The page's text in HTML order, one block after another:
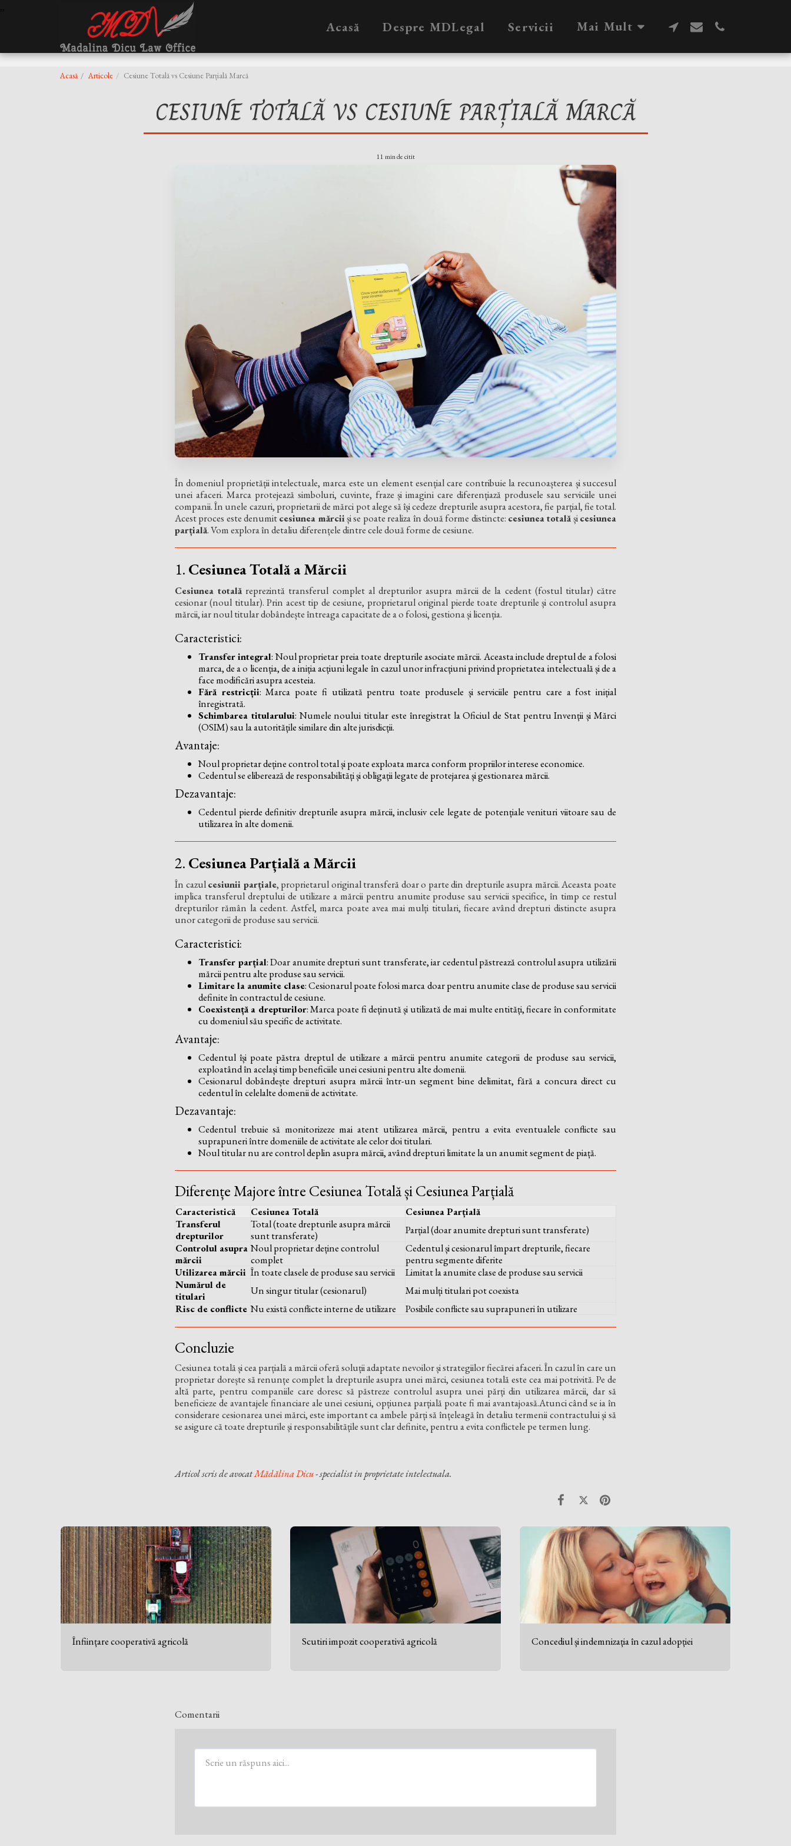
Acasă Despre MDLegal Servicii Mai Mult
Acasă Articole Cesiune Totală vs Cesiune Parțială Marcă
CESIUNE TOTALĂ VS CESIUNE PARȚIALĂ MARCĂ
11 min de citit
În domeniul proprietății intelectuale, marca este un element esențial care contribuie la recunoașterea și succesul
unei afaceri. Marca protejează simboluri, cuvinte, fraze și imagini care diferențiază produsele sau serviciile unei
companii. În unele cazuri, proprietarii de mărci pot alege să își cedeze drepturile asupra acestora, fie parțial, fie total.
Acest proces este denumitcesiunea mărciiși se poate realiza în două forme distincte: cesiunea totalășicesiunea
parțială. Vom explora în detaliu diferențele dintre cele două forme de cesiune.
1. Cesiunea Totală a Mărcii
Cesiunea totală reprezintă transferul complet al drepturilor asupra mărcii de la cedent (fostul titular) către
cesionar (noul titular). Prin acest tip de cesiune, proprietarul original pierde toate drepturile și controlul asupra
mărcii, iar noul titular dobândește întreaga capacitate de a o folosi, gestiona și licenția.
Caracteristici:
Transfer integral: Noul proprietar preia toate drepturile asociate mărcii. Aceasta include dreptul de a folosi
marca, de a o licenția, de a iniția acțiuni legale în cazul unor infracțiuni privind proprietatea intelectuală și de a
face modificări asupra acesteia.
Fără restricții: Marca poate fi utilizată pentru toate produsele și serviciile pentru care a fost inițial
înregistrată.
Schimbarea titularului: Numele noului titular este înregistrat la Oficiul de Stat pentru Invenții și Mărci
(OSIM) sau la autoritățile similare din alte jurisdicții.
Avantaje:
Noul proprietar deține control total și poate exploata marca conform propriilor interese economice.
Cedentul se eliberează de responsabilități și obligații legate de protejarea și gestionarea mărcii.
Dezavantaje:
Cedentul pierde definitiv drepturile asupra mărcii, inclusiv cele legate de potențiale venituri viitoare sau de
utilizarea în alte domenii.
2. Cesiunea Parțială a Mărcii
În cazulcesiunii parțiale, proprietarul original transferă doar o parte din drepturile asupra mărcii. Aceasta poate
implica transferul dreptului de utilizare a mărcii pentru anumite produse sau servicii specifice, în timp ce restul
drepturilor rămân la cedent. Astfel, marca poate avea mai mulți titulari, fiecare având drepturi distincte asupra
unor categorii de produse sau servicii.
Caracteristici:
Transfer parțial: Doar anumite drepturi sunt transferate, iar cedentul păstrează controlul asupra utilizării
mărcii pentru alte produse sau servicii.
Limitare la anumite clase: Cesionarul poate folosi marca doar pentru anumite clase de produse sau servicii
definite în contractul de cesiune.
Coexistență a drepturilor: Marca poate fi deținută și utilizată de mai multe entități, fiecare în conformitate
cu domeniul său specific de activitate.
Avantaje:
Cedentul își poate păstra dreptul de utilizare a mărcii pentru anumite categorii de produse sau servicii,
exploatând în același timp beneficiile unei cesiuni pentru alte domenii.
Cesionarul dobândește drepturi asupra mărcii într-un segment bine delimitat, fără a concura direct cu
cedentul în celelalte domenii de activitate.
Dezavantaje:
Cedentul trebuie să monitorizeze mai atent utilizarea mărcii, pentru a evita eventualele conflicte sau
suprapuneri între domeniile de activitate ale celor doi titulari.
Noul titular nu are control deplin asupra mărcii, având drepturi limitate la un anumit segment de piață.
Diferențe Majore între Cesiunea Totală și Cesiunea Parțială
Caracteristică Cesiunea Totală
Cesiunea Parțială
Transferul
drepturilor
Total (toate drepturile asupra mărcii
sunt transferate)
Parțial (doar anumite drepturi sunt transferate)
Controlul asupra
mărcii
Noul proprietar deține controlul
complet
Cedentul și cesionarul împart drepturile, fiecare
pentru segmente diferite
Utilizarea mărcii În toate clasele de produse sau servicii
Limitat la anumite clase de produse sau servicii
Numărul de
titulari
Un singur titular (cesionarul)
Mai mulți titulari pot coexista
Risc de conflicte Nu există conflicte interne de utilizare Posibile conflicte sau suprapuneri în utilizare
Concluzie
Cesiunea totală și cea parțială a mărcii oferă soluții adaptate nevoilor și strategiilor fiecărei afaceri. În cazul în care un
proprietar dorește să renunțe complet la drepturile asupra unei mărci, cesiunea totală este cea mai potrivită. Pe de
altă parte, pentru companiile care doresc să păstreze controlul asupra unei părți din utilizarea mărcii, dar să
beneficieze de avantajele financiare ale unei cesiuni, opțiunea parțială poate fi mai avantajoasă.Atunci când se ia în
considerare cesionarea unei mărci, este important ca ambele părți să înțeleagă în detaliu termenii contractului și să
se asigure că toate drepturile și responsabilitățile sunt clar definite, pentru a evita conflictele pe termen lung.
Articol scris de avocatMădălina Dicu- specialist in proprietate intelectuala.
Înființare cooperativă agricolă Scutiri impozit cooperativă agricolă Concediul și indemnizația în cazul adopției
Comentarii